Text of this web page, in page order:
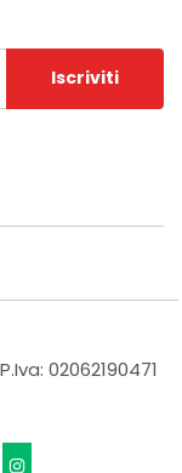
Iscriviti
02062190471